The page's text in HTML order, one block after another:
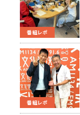
番組レポ
番組レポ